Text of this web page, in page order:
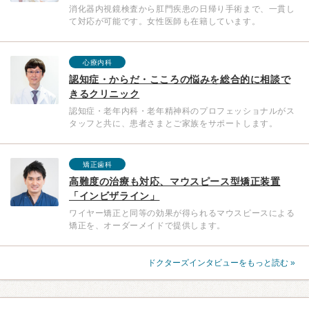
消化器内視鏡検査から肛門疾患の日帰り手術まで、一貫し
て対応が可能です。女性医師も在籍しています。
心療内科
認知症・からだ・こころの悩みを総合的に相談で
きるクリニック
認知症・老年内科・老年精神科のプロフェッショナルがス
タッフと共に、患者さまとご家族をサポートします。
矯正歯科
高難度の治療も対応、マウスピース型矯正装置
「インビザライン」
ワイヤー矯正と同等の効果が得られるマウスピースによる
矯正を、オーダーメイドで提供します。
ドクターズインタビューをもっと読む »